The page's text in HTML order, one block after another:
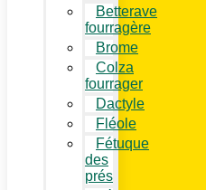
Betterave
fourragère
Brome
Colza
fourrager
Dactyle
Fléole
Fétuque
des
prés